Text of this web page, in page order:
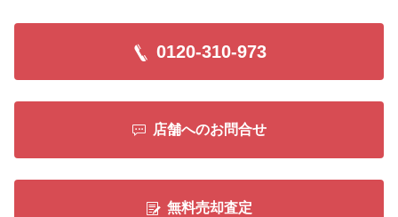
0120-310-973
店舗へのお問合せ
無料売却査定